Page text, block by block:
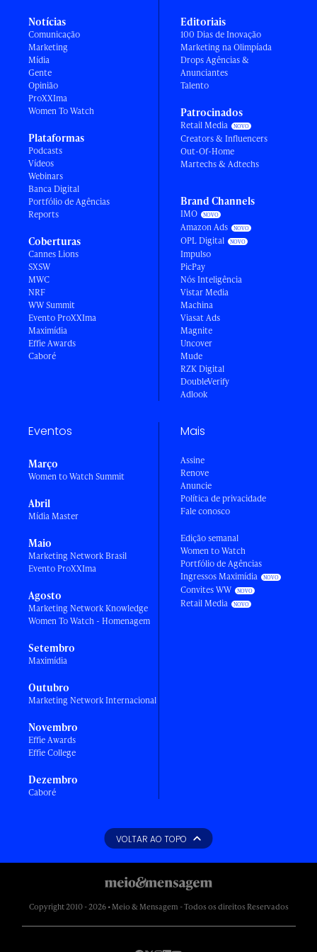
Notícias
Comunicação
Marketing
Mídia
Gente
Opinião
ProXXIma
Women To Watch
Plataformas
Podcasts
Vídeos
Webinars
Banca Digital
Portfólio de Agências
Reports
Coberturas
Cannes Lions
SXSW
MWC
NRF
WW Summit
Evento ProXXIma
Maximídia
Effie Awards
Caboré
Editoriais
100 Dias de Inovação
Marketing na Olimpíada
Drops Agências &
Anunciantes
Talento
Patrocinados
Retail Media
Creators & Influencers
Out-Of-Home
Martechs & Adtechs
Brand Channels
IMO
Amazon Ads
OPL Digital
Impulso
PicPay
Nós Inteligência
Vistar Media
Machina
Viasat Ads
Magnite
Uncover
Mude
RZK Digital
DoubleVerify
Adlook
Eventos
Março
Women to Watch Summit
Abril
Mídia Master
Maio
Marketing Network Brasil
Evento ProXXIma
Agosto
Marketing Network Knowledge
Women To Watch - Homenagem
Setembro
Maximídia
Outubro
Marketing Network Internacional
Novembro
Effie Awards
Effie College
Dezembro
Caboré
Mais
Assine
Renove
Anuncie
Política de privacidade
Fale conosco
Edição semanal
Women to Watch
Portfólio de Agências
Ingressos Maximídia
Convites WW
Retail Media
VOLTAR AO TOPO
Copyright 2010 - 2026 • Meio & Mensagem - Todos os direitos Reservados